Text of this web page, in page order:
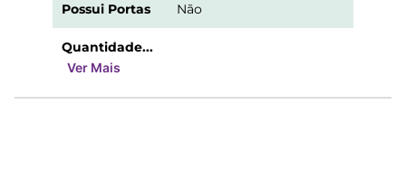
Possui Portas Não
Quantidade...
Ver Mais